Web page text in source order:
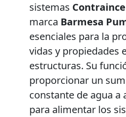
sistemas
marca Barmesa
esenciales para la
vidas y propiedades
estructuras. Su
proporcionar un
constante de agua a
para alimentar los